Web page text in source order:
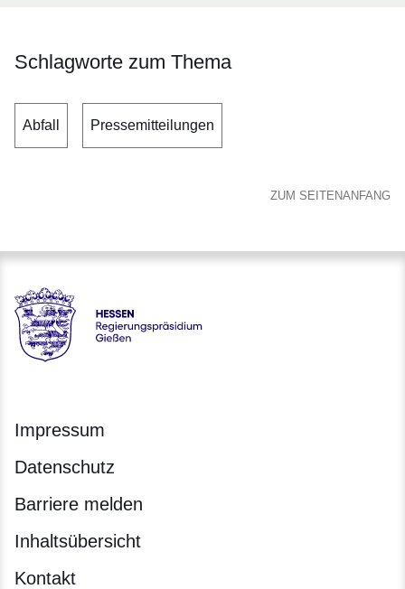
Schlagworte zum Thema
Abfall Pressemitteilungen
ZUM SEITENANFANG
Hessen - Regierungspräsidium Gießen
Impressum
Datenschutz
Barriere melden
Inhaltsübersicht
Kontakt